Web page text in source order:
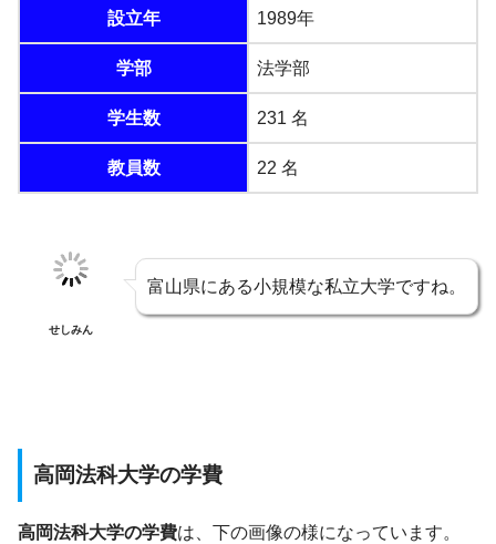
設立年 1989年
学部 法学部
学生数 231 名
教員数 22 名
せしみん
富山県にある小規模な私立大学ですね。
高岡法科大学の学費
高岡法科大学の学費は、下の画像の様になっています。